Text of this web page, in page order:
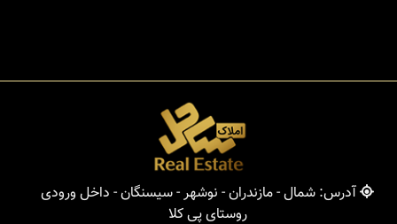
آدرس: شمال - مازندران - نوشهر - سیسنگان - داخل ورودی
روستای پی کلا